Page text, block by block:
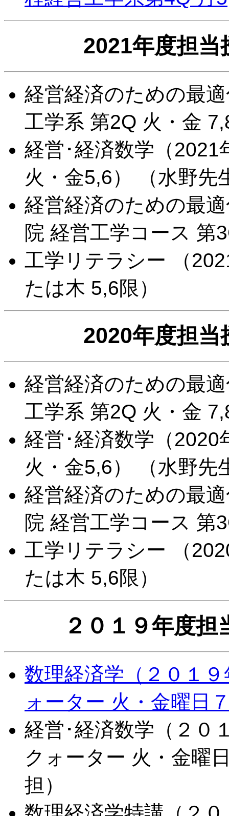
2021年度担当
経営経済のための最
工学系 第2Q 火・金
経営･経済数学（2021
火・金5,6） （水野先
経営経済のための最
院 経営工学コース 第
工学リテラシー （
たは木 5,6限）
2020年度担当
経営経済のための最
工学系 第2Q 火・金
経営･経済数学（2020
火・金5,6） （水野先
経営経済のための最
院 経営工学コース 第
工学リテラシー （
たは木 5,6限）
２０１９年度
数理経済学（２０１
ォーター 火・金曜日
経営･経済数学（２０
クォーター 火・金曜
担）